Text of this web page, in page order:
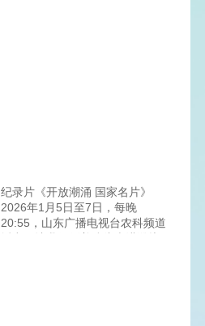
纪录片《开放潮涌 国家名片》
2026年1月5日至7日，每晚
20:55，山东广播电视台农科频道